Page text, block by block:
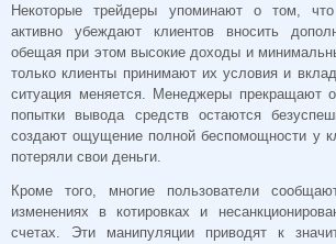
Некоторые трейдеры упоминают о том,
активно убеждают клиентов вносить
обещая при этом высокие доходы и
только клиенты принимают их условия и
ситуация меняется. Менеджеры прекращают
попытки вывода средств остаются
создают ощущение полной беспомощности у
потеряли свои деньги.
Кроме того, многие пользователи
изменениях в котировках и
счетах. Эти манипуляции приводят к